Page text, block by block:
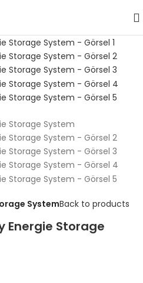
SystemBack to products
Energie Storage